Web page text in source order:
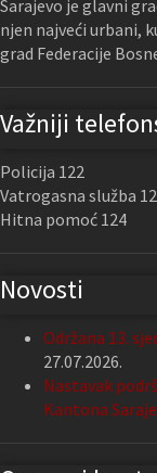
Sarajevo je glavni
njen najveći urbani,
grad Federacije
Važniji
Policija 122
Vatrogasna služba
Hitna pomoć 124
Novosti
Održana 13.
27.07.2026.
Nastavak
Kantona